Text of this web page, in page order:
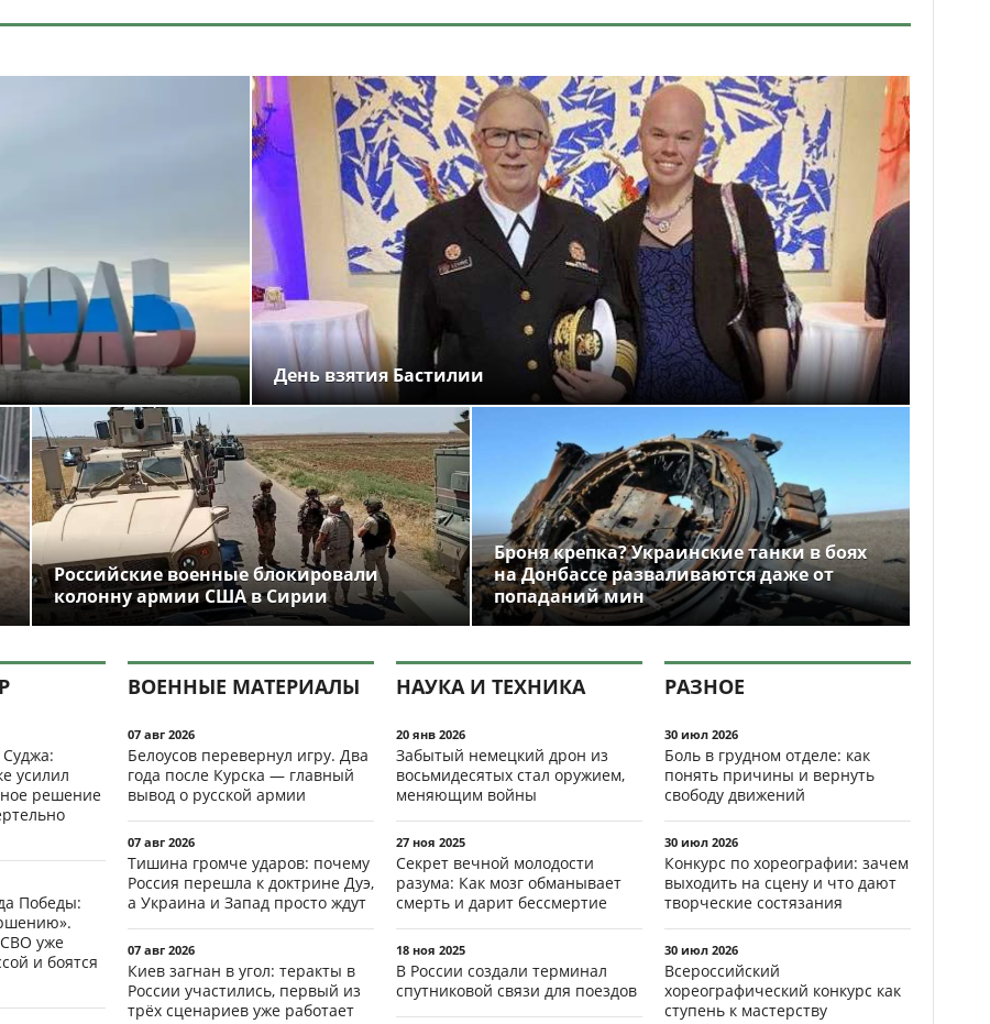
День взятия Бастилии
Российские военные блокировали
колонну армии США в Сирии
Броня крепка? Украинские танки в боях
на Донбассе разваливаются даже от
попаданий мин
Суджа:
усилил
решение
Победы:
уже
и боятся
ВОЕННЫЕ МАТЕРИАЛЫ
07 авг 2026
Белоусов перевернул игру. Два
года после Курска — главный
вывод о русской армии
07 авг 2026
Тишина громче ударов: почему
Россия перешла к доктрине Дуэ,
а Украина и Запад просто ждут
07 авг 2026
Киев загнан в угол: теракты в
России участились, первый из
трёх сценариев уже работает
НАУКА И ТЕХНИКА
20 янв 2026
Забытый немецкий дрон из
восьмидесятых стал оружием,
меняющим войны
27 ноя 2025
Секрет вечной молодости
разума: Как мозг обманывает
смерть и дарит бессмертие
18 ноя 2025
В России создали терминал
спутниковой связи для поездов
РАЗНОЕ
30 июл 2026
Боль в грудном отделе: как
понять причины и вернуть
свободу движений
30 июл 2026
Конкурс по хореографии: зачем
выходить на сцену и что дают
творческие состязания
30 июл 2026
Всероссийский
хореографический конкурс как
ступень к мастерству